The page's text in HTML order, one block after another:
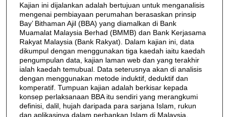
Kajian ini dijalankan adalah bertujuan untuk menganalisis
mengenai pembiayaan perumahan berasaskan prinsip
Bay’ Bithaman Ajil (BBA) yang diamalkan di Bank
Muamalat Malaysia Berhad (BMMB) dan Bank Kerjasama
Rakyat Malaysia (Bank Rakyat). Dalam kajian ini, data
dikumpul dengan menggunakan tiga kaedah iaitu kaedah
pengumpulan data, kajian laman web dan yang terakhir
ialah kaedah temubual. Data seterusnya akan di analisis
dengan menggunakan metode induktif, deduktif dan
komperatif. Tumpuan kajian adalah berkisar kepada
konsep perlaksanaan BBA itu sendiri yang merangkumi
definisi, dalil, hujah daripada para sarjana Islam, rukun
dan aplikasinya dalam perbankan Islam di Malaysia.